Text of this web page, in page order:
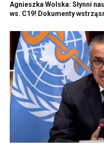
Agnieszka Wolska: Słynni
ws. C19! Dokumenty